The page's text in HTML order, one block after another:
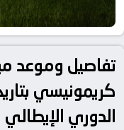
تفاصيل وموعد
الدوري الإيطالي